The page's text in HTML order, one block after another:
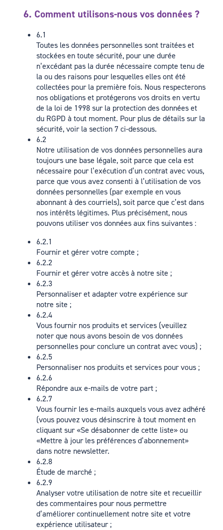
6. Comment utilisons-nous vos données ?
6.1
Toutes les données personnelles sont traitées et
stockées en toute sécurité, pour une durée
n’excédant pas la durée nécessaire compte tenu de
la ou des raisons pour lesquelles elles ont été
collectées pour la première fois. Nous respecterons
nos obligations et protégerons vos droits en vertu
de la loi de 1998 sur la protection des données et
du RGPD à tout moment. Pour plus de détails sur la
sécurité, voir la section 7 ci-dessous.
6.2
Notre utilisation de vos données personnelles aura
toujours une base légale, soit parce que cela est
nécessaire pour l’exécution d’un contrat avec vous,
parce que vous avez consenti à l’utilisation de vos
données personnelles (par exemple en vous
abonnant à des courriels), soit parce que c’est dans
nos intérêts légitimes. Plus précisément, nous
pouvons utiliser vos données aux fins suivantes :
6.2.1
Fournir et gérer votre compte ;
6.2.2
Fournir et gérer votre accès à notre site ;
6.2.3
Personnaliser et adapter votre expérience sur
notre site ;
6.2.4
Vous fournir nos produits et services (veuillez
noter que nous avons besoin de vos données
personnelles pour conclure un contrat avec vous) ;
6.2.5
Personnaliser nos produits et services pour vous ;
6.2.6
Répondre aux e-mails de votre part ;
6.2.7
Vous fournir les e-mails auxquels vous avez adhéré
(vous pouvez vous désinscrire à tout moment en
cliquant sur «Se désabonner de cette liste» ou
«Mettre à jour les préférences d’abonnement»
dans notre newsletter.
6.2.8
Étude de marché ;
6.2.9
Analyser votre utilisation de notre site et recueillir
des commentaires pour nous permettre
d’améliorer continuellement notre site et votre
expérience utilisateur ;